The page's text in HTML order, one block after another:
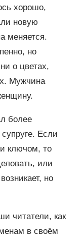
хорошо,
новую
меняется.
но
о цветах,
Мужчина
более
Если
ключом, то
или
но
читатели, как
в своём